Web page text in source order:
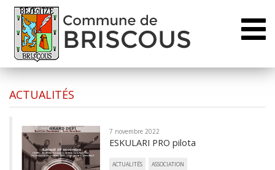
ACTUALITÉS
7 novembre 2022
ESKULARI PRO pilota
ACTUALITÉS ASSOCIATION